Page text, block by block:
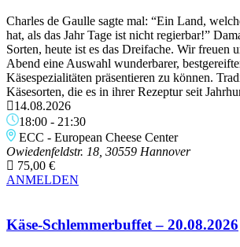
Charles de Gaulle sagte mal: “Ein Land,
hat, als das Jahr Tage ist nicht regierbar!”
Sorten, heute ist es das Dreifache. Wir freuen
Abend eine Auswahl wunderbarer,
Käsespezialitäten präsentieren zu können.
Käsesorten, die es in ihrer Rezeptur seit
14.08.2026
18:00 - 21:30
ECC - European Cheese Center
Owiedenfeldstr. 18, 30559 Hannover
75,00 €
ANMELDEN
Käse-Schlemmerbuffet – 20.08.2026